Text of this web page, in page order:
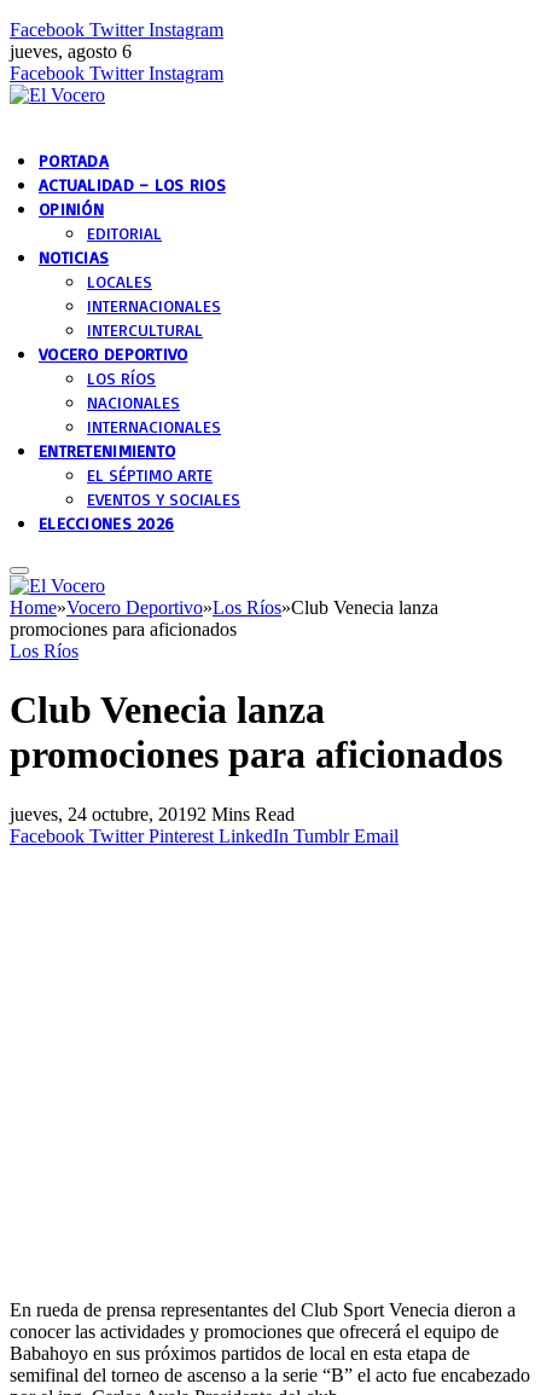
Facebook Twitter Instagram
jueves, agosto 6
Facebook Twitter Instagram
PORTADA
ACTUALIDAD – LOS RIOS
OPINIÓN
EDITORIAL
NOTICIAS
LOCALES
INTERNACIONALES
INTERCULTURAL
VOCERO DEPORTIVO
LOS RÍOS
NACIONALES
INTERNACIONALES
ENTRETENIMIENTO
EL SÉPTIMO ARTE
EVENTOS Y SOCIALES
ELECCIONES 2026
Home»Vocero Deportivo»Los Ríos»Club Venecia lanza
promociones para aficionados
Los Ríos
Club Venecia lanza
promociones para aficionados
jueves, 24 octubre, 20192 Mins Read
Facebook Twitter Pinterest LinkedIn Tumblr Email
En rueda de prensa representantes del Club Sport Venecia dieron a
conocer las actividades y promociones que ofrecerá el equipo de
Babahoyo en sus próximos partidos de local en esta etapa de
semifinal del torneo de ascenso a la serie “B” el acto fue encabezado